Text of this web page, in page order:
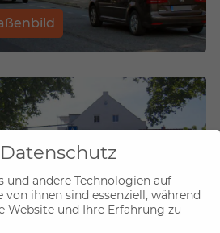
Datenschutz
und andere Technologien auf
von ihnen sind essenziell, während
Website und Ihre Erfahrung zu